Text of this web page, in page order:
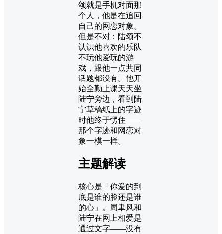
颂就是手机对面那
个人，他是在追回
自己的网恋对象。
但是不对：陆颂不
认识他喜欢的乐队
不玩他爱玩的游
戏，跟他一点共同
话题都没有。他开
始全勤上课天天坐
陆宁旁边，看到陆
宁草稿纸上的字迹
时他终于愣住——
那个字迹和网恋对
象一模一样。
主题解读
核心是「你爱的到
底是谁的脸还是谁
的心」。周聿风和
陆宁在网上相爱是
通过文字——没有